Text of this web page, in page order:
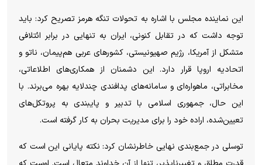
این نماینده مجلس با اشاره به تحولات تنگه هرمز تصریح کرد: باید
توجه داشت که در تقابل کنونی، ایران به تنهایی در برابر ائتلافی
متشکل از آمریکا، رژیم صهیونیستی، کشور‌های عربی هم‌پیمان، ناتو و
اتحادیه اروپا قرار دارد. این دشمنان از همکاری‌های اطلاعاتی،
مخابراتی، ماهواره‌ای و سامانه‌های پدافندی چندلایه بهره می‌برند. با
این حال، جمهوری اسلامی با تدبیر و پایبندی به پروتکل‌های
تعیین‌شده، اراده خود را برای مدیریت بحران به کار گرفته است.
توسلی در جمع‌بندی نهایی خاطرنشان کرد: نکته پایانی این است که